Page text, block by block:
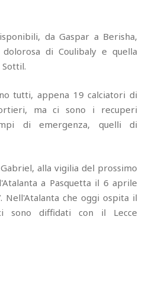
da Gaspar a Berisha,
dolorosa di Coulibaly e quella
tutti, appena 19 calciatori di
ma ci sono i recuperi
di emergenza, quelli di
alla vigilia del prossimo
a Pasquetta il 6 aprile
Nell'Atalanta che oggi ospita il
sono diffidati con il Lecce